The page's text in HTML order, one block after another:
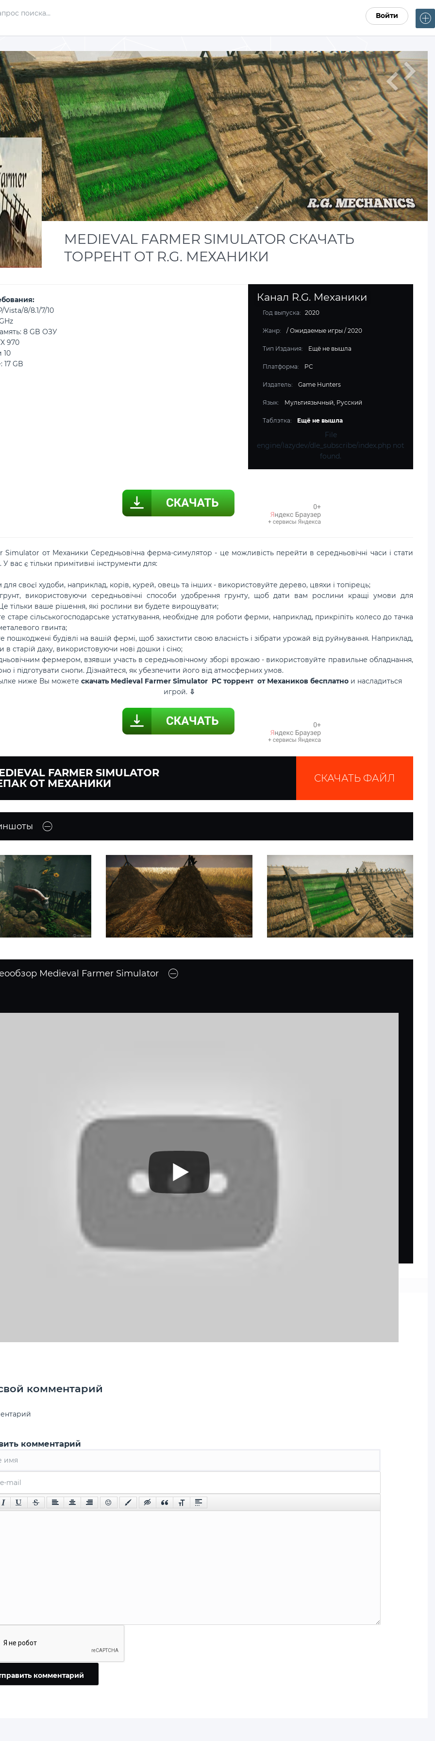
Войти
MEDIEVAL FARMER SIMULATOR СКАЧАТЬ
ТОРРЕНТ ОТ R.G. МЕХАНИКИ
Канал R.G. Механики
Год выпуска: 2020
Жанр: /Ожидаемые игры /2020
Тип Издания: Ещё не вышла
Платформа: PC
Издатель: Game Hunters
Язык: Мультиязычный, Русский
Таблэтка: Ещё не вышла
File
engine/lazydev/dle_subscribe/index.php not
found.
8/8.1/7/10
8 GB ОЗУ
970
10
17 GB
Simulator от Механики Середньовічна ферма-симулятор - це можливість перейти в середньовічні часи і стати
вас є тільки примітивні інструменти для:
для своєї худоби, наприклад, корів, курей, овець та інших - використовуйте дерево, цвяхи і топірець;
використовуючи середньовічні способи удобрення грунту, щоб дати вам рослини кращі умови для
тільки ваше рішення, які рослини ви будете вирощувати;
старе сільськогосподарське устаткування, необхідне для роботи ферми, наприклад, прикріпіть колесо до тачка
гвинта;
пошкоджені будівлі на вашій фермі, щоб захистити свою власність і зібрати урожай від руйнування. Наприклад,
в старій даху, використовуючи нові дошки і сіно;
фермером, взявши участь в середньовічному зборі врожаю - використовуйте правильне обладнання,
і підготувати снопи. Дізнайтеся, як убезпечити його від атмосферних умов.
ниже Вы можете скачать Medieval Farmer Simulator PC торрент от Механиков бесплатнои насладиться
игрой. ⇩
FARMER SIMULATOR
ОТ МЕХАНИКИ
СКАЧАТЬ ФАЙЛ
Medieval Farmer Simulator
комментарий
комментарий
комментарий